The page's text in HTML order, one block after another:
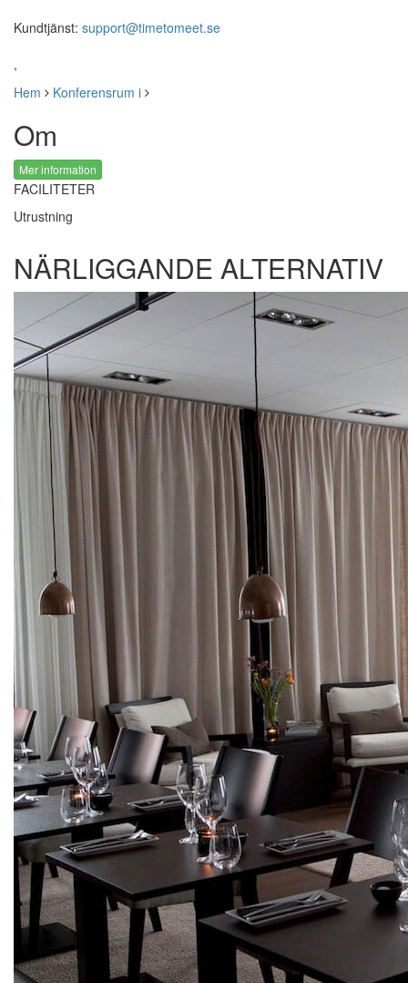
Kundtjänst: support@timetomeet.se
,
Hem
Konferensrum i
Om
Mer information
FACILITETER
Utrustning
NÄRLIGGANDE ALTERNATIV